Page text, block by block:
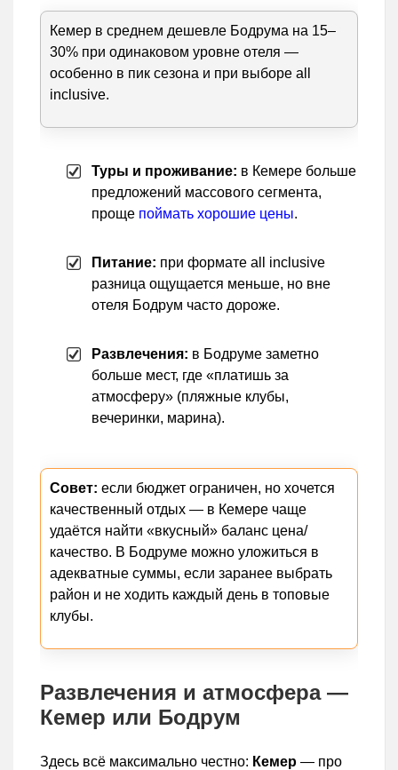
Кемер в среднем дешевле Бодрума на 15–
30% при одинаковом уровне отеля —
особенно в пик сезона и при выборе all
inclusive.
Туры и проживание: в Кемере больше
предложений массового сегмента,
проще поймать хорошие цены.
Питание: при формате all inclusive
разница ощущается меньше, но вне
отеля Бодрум часто дороже.
Развлечения: в Бодруме заметно
больше мест, где «платишь за
атмосферу» (пляжные клубы,
вечеринки, марина).
Совет: если бюджет ограничен, но хочется
качественный отдых — в Кемере чаще
удаётся найти «вкусный» баланс цена/
качество. В Бодруме можно уложиться в
адекватные суммы, если заранее выбрать
район и не ходить каждый день в топовые
клубы.
Развлечения и атмосфера —
Кемер или Бодрум
Здесь всё максимально честно: Кемер — про